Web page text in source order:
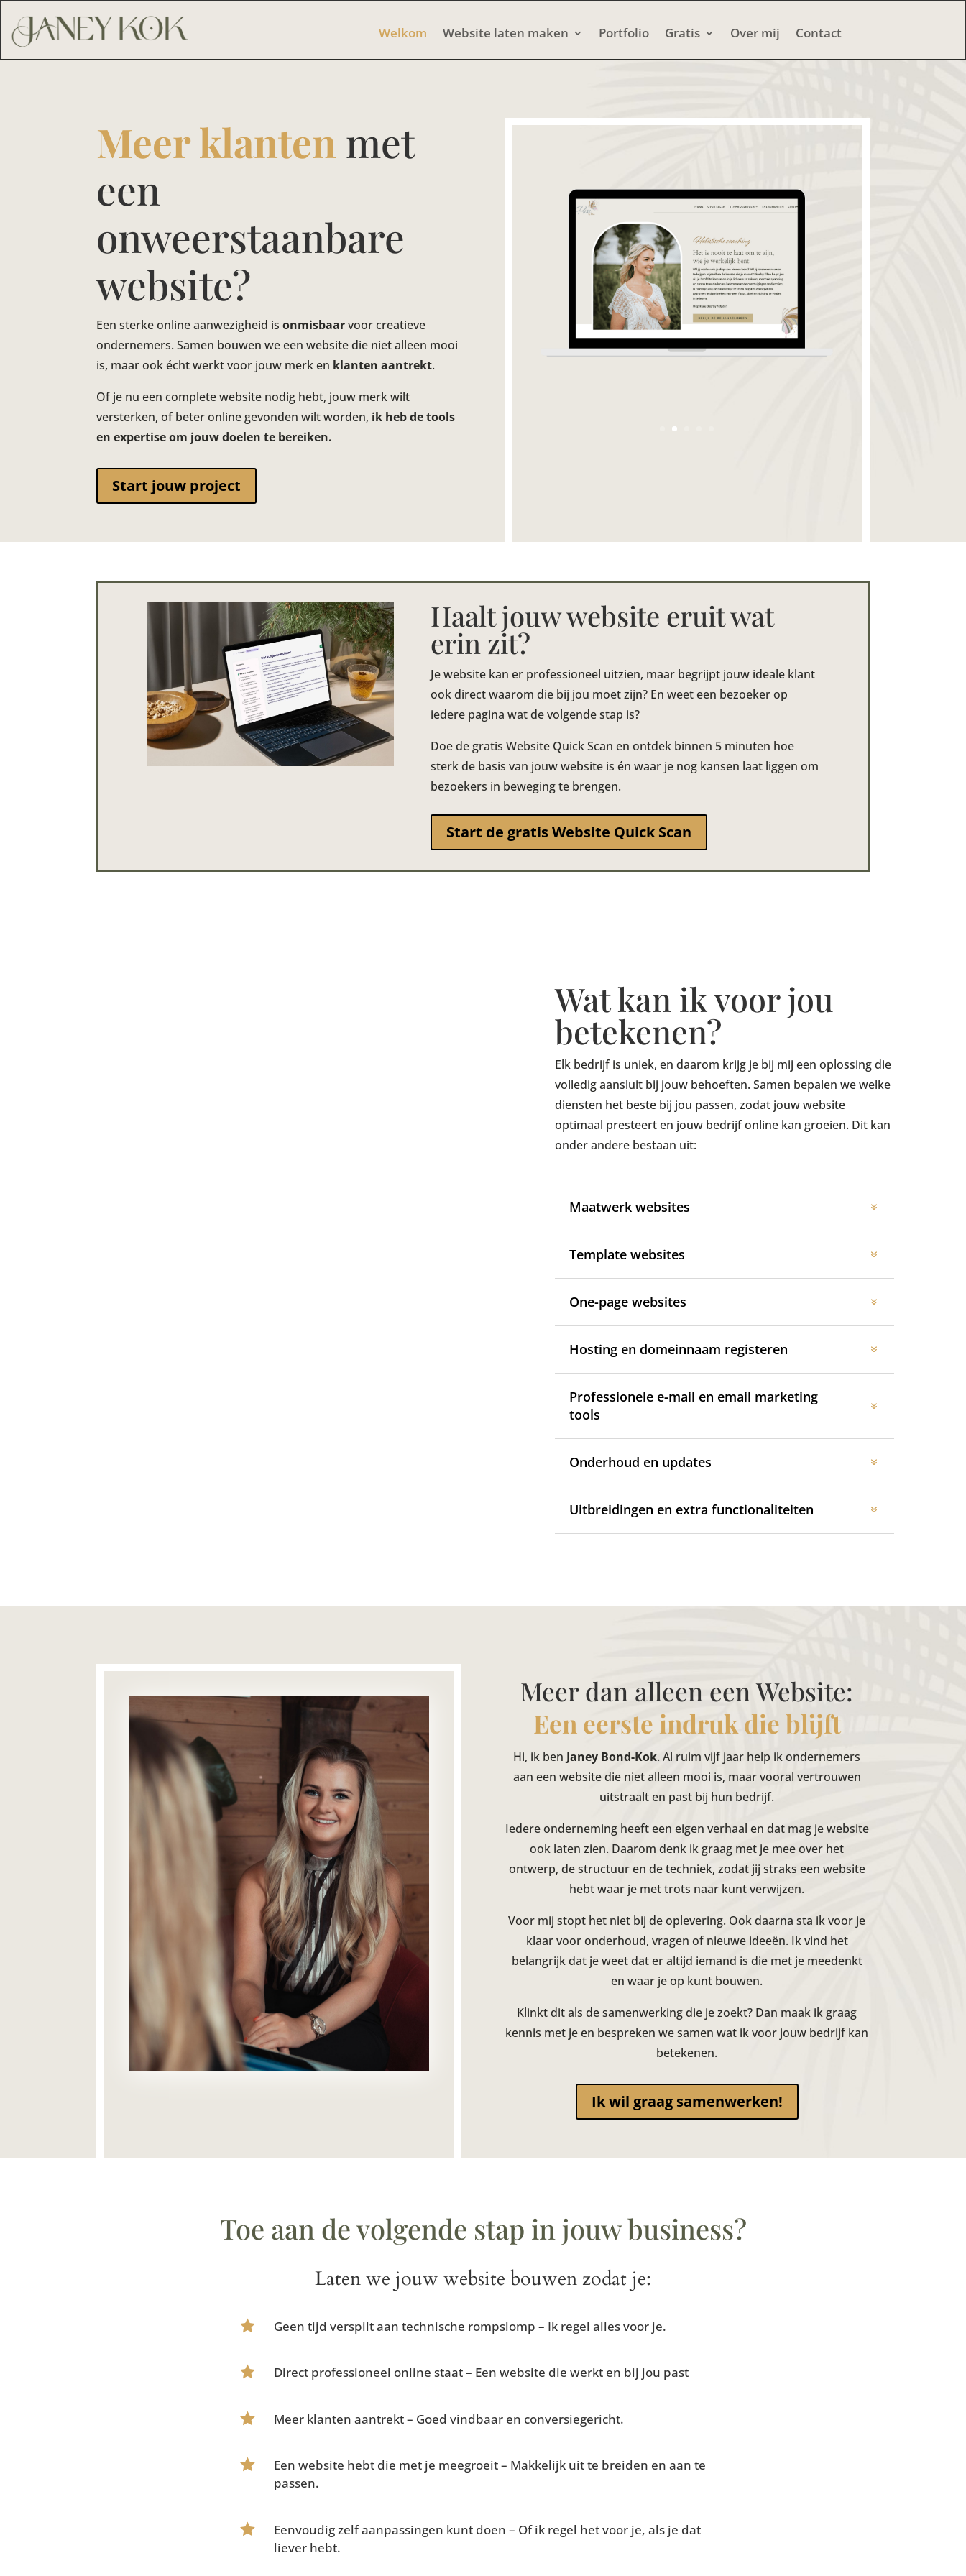
Welkom Website laten maken Portfolio Gratis Over mij Contact
Meer klanten met
een
onweerstaanbare
website?
Een sterke online aanwezigheid isonmisbaarvoor creatieve
ondernemers. Samen bouwen we een website die niet alleen mooi
is, maar ook écht werkt voor jouw merk en klanten aantrekt.
Of je nu een complete website nodig hebt, jouw merk wilt
versterken, of beter online gevonden wilt worden, ik heb de tools
en expertise om jouw doelen te bereiken.
Start jouw project
Haalt jouw website eruit wat
erin zit?
Je website kan er professioneel uitzien, maar begrijpt jouw ideale klant
ook direct waarom die bij jou moet zijn? En weet een bezoeker op
iedere pagina wat de volgende stap is?
Doe de gratis Website Quick Scan en ontdek binnen 5 minuten hoe
sterk de basis van jouw website is én waar je nog kansen laat liggen om
bezoekers in beweging te brengen.
Start de gratis Website Quick Scan
Wat kan ik voor jou
betekenen?
Elk bedrijf is uniek, en daarom krijg je bij mij een oplossing die
volledig aansluit bij jouw behoeften. Samen bepalen we welke
diensten het beste bij jou passen, zodat jouw website
optimaal presteert en jouw bedrijf online kan groeien. Dit kan
onder andere bestaan uit:
Maatwerk websites
Template websites
One-page websites
Hosting en domeinnaam registeren
Professionele e-mail en email marketing
tools
Onderhoud en updates
Uitbreidingen en extra functionaliteiten
Meer dan alleen een Website:
Een eerste indruk die blijft
Hi, ik ben Janey Bond-Kok. Al ruim vijf jaar help ik ondernemers
aan een website die niet alleen mooi is, maar vooral vertrouwen
uitstraalt en past bij hun bedrijf.
Iedere onderneming heeft een eigen verhaal en dat mag je website
ook laten zien. Daarom denk ik graag met je mee over het
ontwerp, de structuur en de techniek, zodat jij straks een website
hebt waar je met trots naar kunt verwijzen.
Voor mij stopt het niet bij de oplevering. Ook daarna sta ik voor je
klaar voor onderhoud, vragen of nieuwe ideeën. Ik vind het
belangrijk dat je weet dat er altijd iemand is die met je meedenkt
en waar je op kunt bouwen.
Klinkt dit als de samenwerking die je zoekt? Dan maak ik graag
kennis met je en bespreken we samen wat ik voor jouw bedrijf kan
betekenen.
Ik wil graag samenwerken!
Toe aan de volgende stap in jouw business?
Laten we jouw website bouwen zodat je:
 Geen tijd verspilt aan technische rompslomp – Ik regel alles voor je.
 Direct professioneel online staat – Een website die werkt en bij jou past
 Meer klanten aantrekt – Goed vindbaar en conversiegericht.

Een website hebt die met je meegroeit – Makkelijk uit te breiden en aan te
passen.

Eenvoudig zelf aanpassingen kunt doen – Of ik regel het voor je, als je dat
liever hebt.